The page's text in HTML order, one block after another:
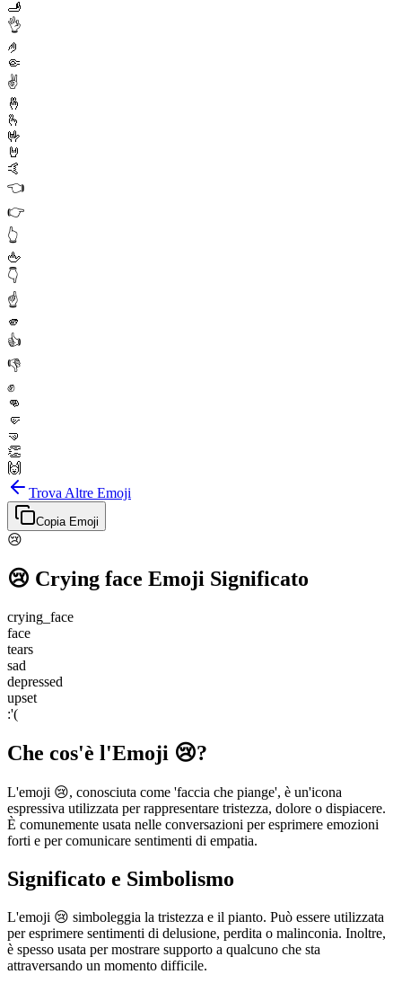
🫸
👌
🤌
🤏
✌️
🤞
🫰
🤟
🤘
🤙
👈
👉
👆
🖕
👇
☝️
🫵
👍
👎
✊
👊
🤛
🤜
👏
🙌
Trova Altre Emoji
Copia Emoji
😢
😢 Crying face Emoji Significato
crying_face
face
tears
sad
depressed
upset
:'(
Che cos'è l'Emoji 😢?
L'emoji 😢, conosciuta come 'faccia che piange', è un'icona
espressiva utilizzata per rappresentare tristezza, dolore o dispiacere.
È comunemente usata nelle conversazioni per esprimere emozioni
forti e per comunicare sentimenti di empatia.
Significato e Simbolismo
L'emoji 😢 simboleggia la tristezza e il pianto. Può essere utilizzata
per esprimere sentimenti di delusione, perdita o malinconia. Inoltre,
è spesso usata per mostrare supporto a qualcuno che sta
attraversando un momento difficile.